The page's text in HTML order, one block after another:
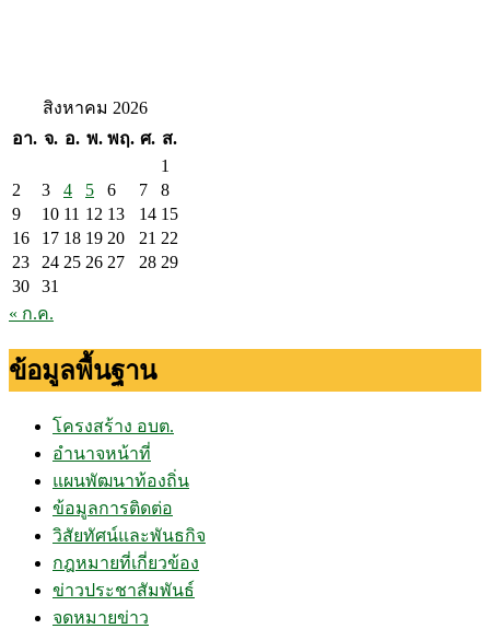
สิงหาคม 2026
อา. จ. อ. พ. พฤ. ศ. ส.
1
2
3 4 5 6 7
8
9
10 11 12 13 14 15
16
17 18 19 20 21 22
23
24 25 26 27 28 29
30
31
« ก.ค.
ข้อมูลพื้นฐาน
โครงสร้าง อบต.
อำนาจหน้าที่
แผนพัฒนาท้องถิ่น
ข้อมูลการติดต่อ
วิสัยทัศน์และพันธกิจ
กฎหมายที่เกี่ยวข้อง
ข่าวประชาสัมพันธ์
จดหมายข่าว